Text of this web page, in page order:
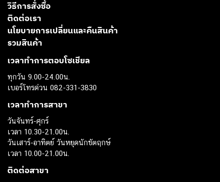
วิธีการสั่งซื้อ
ติดต่อเรา
นโยบายการเปลี่ยนและคืนสินค้า
รวมสินค้า
เวลาทำการตอบโซเชียล
ทุกวัน 9.00-24.00น.
เบอร์โทรด่วน 082-331-3830
เวลาทำการสาขา
วันจันทร์-ศุกร์
เวลา 10.30-21.00น.
วันเสาร์-อาทิตย์ วันหยุดนักขัตฤกษ์
เวลา 10.00-21.00น.
ติดต่อสาขา